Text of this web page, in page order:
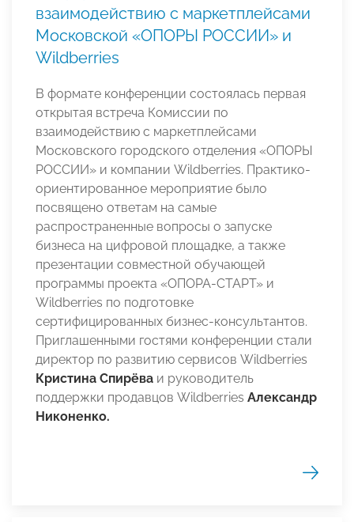
взаимодействию с маркетплейсами
Московской «ОПОРЫ РОССИИ» и
Wildberries
В формате конференции состоялась первая
открытая встреча Комиссии по
взаимодействию с маркетплейсами
Московского городского отделения «ОПОРЫ
РОССИИ» и компании Wildberries. Практико-
ориентированное мероприятие было
посвящено ответам на самые
распространенные вопросы о запуске
бизнеса на цифровой площадке, а также
презентации совместной обучающей
программы проекта «ОПОРА-СТАРТ» и
Wildberries по подготовке
сертифицированных бизнес-консультантов.
Приглашенными гостями конференции стали
директор по развитию сервисов Wildberries
Кристина Спирёва и руководитель
поддержки продавцов Wildberries Александр
Никоненко.